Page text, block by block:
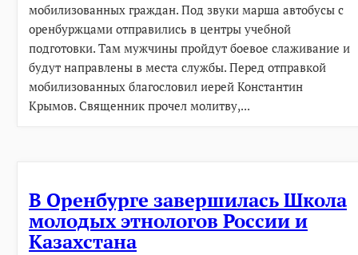
мобилизованных граждан. Под звуки марша автобусы с
оренбуржцами отправились в центры учебной
подготовки. Там мужчины пройдут боевое слаживание и
будут направлены в места службы. Перед отправкой
мобилизованных благословил иерей Константин
Крымов. Священник прочел молитву,...
В Оренбурге завершилась Школа
молодых этнологов России и
Казахстана